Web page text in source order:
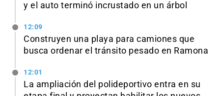
y el auto terminó incrustado en un árbol
12:09
Construyen una playa para camiones que
busca ordenar el tránsito pesado en Ramona
12:01
La ampliación del polideportivo entra en su